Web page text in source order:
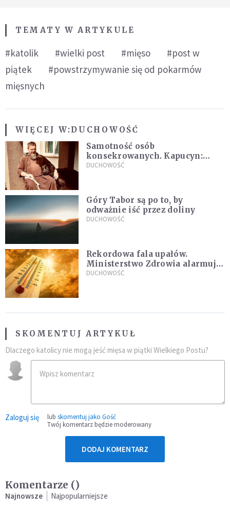
TEMATY W ARTYKULE
#katolik #wielki post #mięso
#post w
piątek
#powstrzymywanie się od pokarmów
mięsnych
WIĘCEJ W:DUCHOWOŚĆ
Samotność osób
konsekrowanych. Kapucyn:
Życie w pojedynkę rzadko jest
DUCHOWOŚĆ
Góry Tabor są po to, by
odważnie iść przez doliny
DUCHOWOŚĆ
Rekordowa fala upałów.
Ministerstwo Zdrowia alarmuje
po doświadczeniach z czerwca
DUCHOWOŚĆ
SKOMENTUJ ARTYKUŁ
Dlaczego katolicy nie mogą jeść mięsa w piątki Wielkiego Postu?
Zaloguj się lub skomentuj jako Gość
Twój komentarz będzie moderowany
DODAJ KOMENTARZ
Komentarze ()
Najnowsze Najpopularniejsze